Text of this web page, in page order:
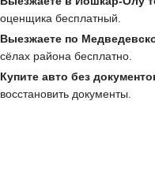
оценщика бесплатный.
Выезжаете по
сёлах района бесплатно.
Купите авто без
восстановить документы.